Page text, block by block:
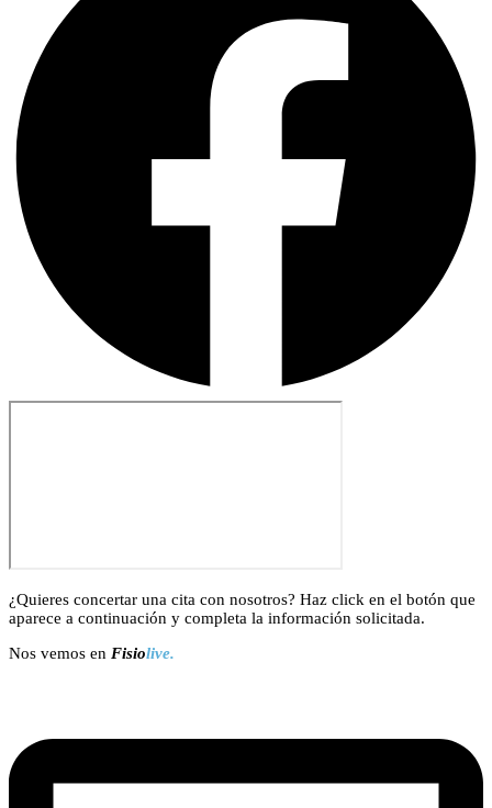
¿Quieres concertar una cita con nosotros? Haz click en el botón que
aparece a continuación y completa la información solicitada.
Nos vemos en Fisiolive.